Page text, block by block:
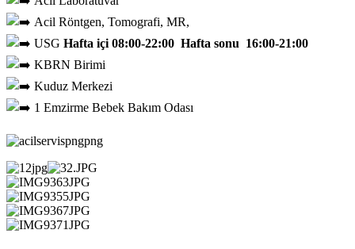
Acil Röntgen, Tomografi, MR,
USG Hafta içi 08:00-22:00 Hafta sonu 16:00-21:00
KBRN Birimi
Kuduz Merkezi
1 Emzirme Bebek Bakım Odası